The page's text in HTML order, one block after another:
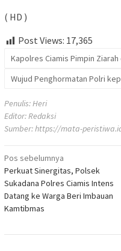
( HD )
Post Views: 17,365
Kapolres Ciamis Pimpin Ziarah
Wujud Penghormatan Polri
Penulis: Heri
Editor: Redaksi
Sumber:https://mata-
Navigasi
pos
Pos sebelumnya
Perkuat Sinergitas, Polsek
Sukadana Polres Ciamis Intens
Datang ke Warga Beri Imbauan
Kamtibmas